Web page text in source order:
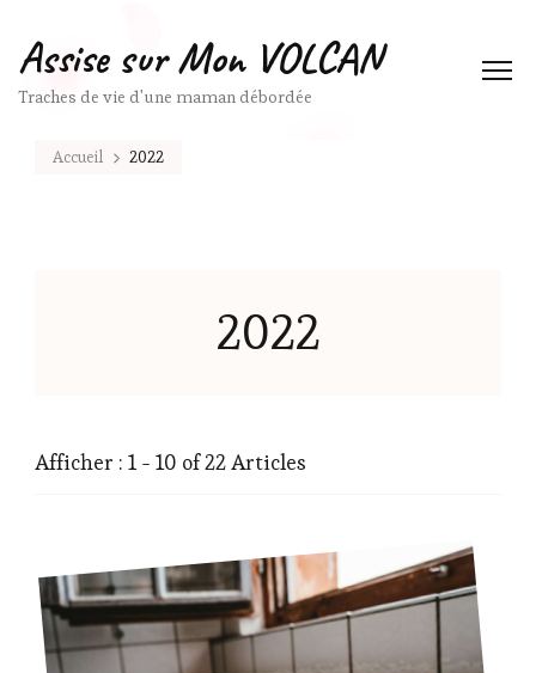
Assise sur Mon VOLCAN
Traches de vie d'une maman débordée
Accueil 2022
2022
Afficher : 1 - 10 of 22 Articles